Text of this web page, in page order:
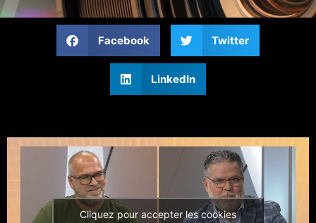
Facebook Twitter
LinkedIn
Cliquez pour accepter les cookies